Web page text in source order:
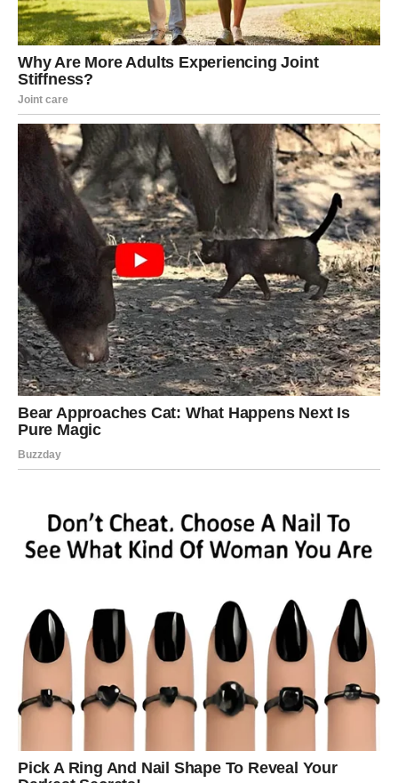
Na emotivnom planu, dolazi razgovor ili susret koji menja
dinamiku odnosa. Neko vam pokazuje da vas bira iskreno
i bez uslova. Ako ste slobodni, moguće je poznanstvo
koje vas osvaja toplinom, iskrenošću i osećajem da
možete biti svoji.
Na poslovnom planu, dolazi prilika da zablistate – možda
ne pred svima, ali pred onima koji su važni za vašu
budućnost.
Poruka zvezda za Lava:
kada prestaneš da tražiš potvrdu, dobiješ je najiskrenije.
RAK – iznenađenje koje leči,
smiruje i vraća veru
Za Raka, zvezde spremajuemocionalno iznenađenje
sumnji i prećutanih osećanja, sada dolazi trenutak kada
se srce smiruje i ponovo oseća sigurno.
da niste sami, da ste viđeni i da su vaše emocije važne.
Ovo može biti vezano za porodicu, ljubav ili odnos koji
vam znači više nego što ste priznali sebi.
Na ljubavnom planu, Rak može doživeti iznenađenje koje
donosi suze radosnice – priznanje, pomirenje ili novo
poznanstvo koje vas umiruje i daje vam osećaj doma. Ako
ste u vezi, odnos se produbljuje kroz iskrenost i bliskost.